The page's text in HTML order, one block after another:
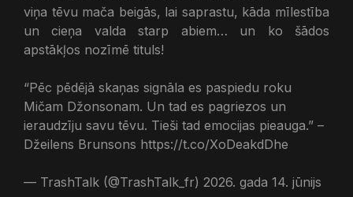
viņa tēvu mača beigās, lai saprastu, kāda mīlestība
un cieņa valda starp abiem… un ko šādos
apstākļos nozīmē tituls!
“Pēc pēdējā skaņas signāla es paspiedu roku
Mičam Džonsonam. Un tad es pagriezos un
ieraudzīju savu tēvu. Tieši tad emocijas pieauga.” –
Džeilens Brunsons https://t.co/XoDeakdDhe
— TrashTalk (@TrashTalk_fr) 2026. gada 14. jūnijs